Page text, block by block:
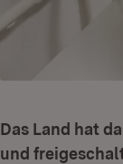
Das Land hat
und